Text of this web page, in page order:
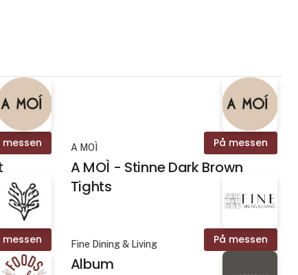
messen På messen
A MOÌ
A MOÌ - Stinne Dark Brown
Tights
messen På messen
Fine Dining & Living
Album